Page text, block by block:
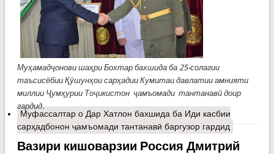
Муҳамадҷонови шаҳри Бохтар бахшида ба 25-солагии
таъсисёбии Қӯшунҳои сарҳадии Кумитаи давлатии амнияти
миллии Ҷумҳурии Тоҷикистон ҷамъомади тантанавӣ доир
гардид.
Муфассалтаро Дар Хатлон бахшида ба Иди касбии
сарҳадбонон ҷамъомади тантанавӣ баргузор гардид
Вазири кишоварзии Россия Дмитрий